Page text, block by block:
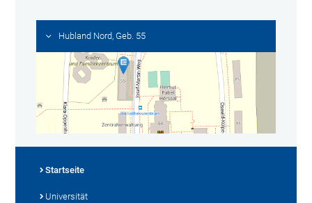
Hubland Nord, Geb. 55
Startseite
Universität